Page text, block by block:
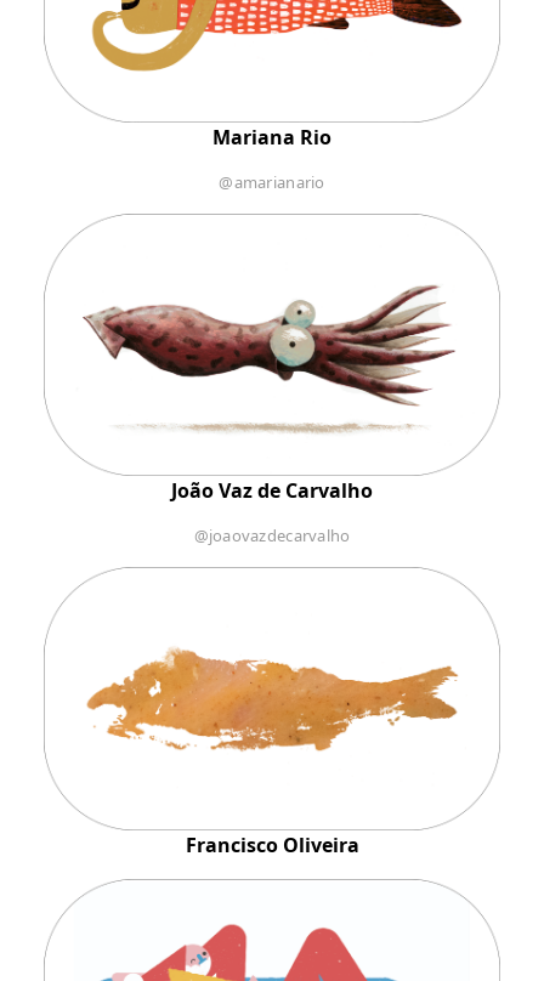
Mariana Rio
@amarianario
João Vaz de Carvalho
@joaovazdecarvalho
Francisco Oliveira